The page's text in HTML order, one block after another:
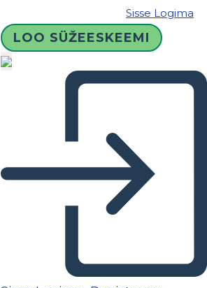
Sisse Logima
LOO SÜŽEESKEEMI